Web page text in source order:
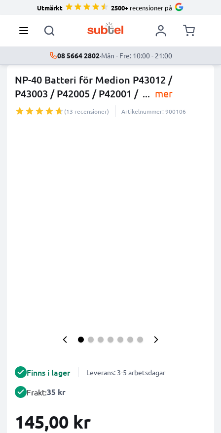
Utmärkt 2500+ recensioner på
08 5664 2802·Mån - Fre: 10:00 - 21:00
NP-40 Batteri för Medion P43012 /
P43003 / P42005 / P42001 / ... mer
(13 recensioner) Artikelnummer: 900106
Finns i lager Leverans: 3-5 arbetsdagar
Frakt:35 kr
145,00 kr